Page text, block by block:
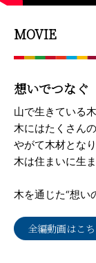
MOVIE
想いでつなぐ
山で生きている木
木にはたくさん
やがて木材とな
木は住まいに生
木を通じた“想い
全編動画はこ